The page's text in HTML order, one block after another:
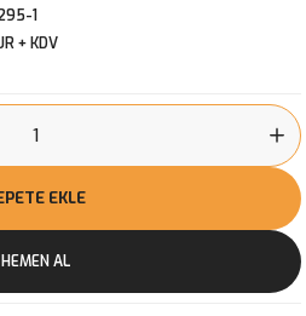
1
+ KDV
EKLE
HEMEN AL